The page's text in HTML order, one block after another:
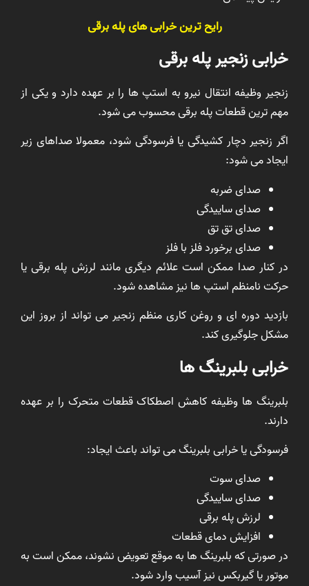
رایح ترین خرابی های پله برقی
خرابی زنجیر پله برقی
زنجیر وظیفه انتقال نیرو به استپ ها را بر عهده دارد و یکی از
مهم ترین قطعات پله برقی محسوب می شود.
اگر زنجیر دچار کشیدگی یا فرسودگی شود، معمولا صداهای زیر
ایجاد می شود:
صدای ضربه
صدای ساییدگی
صدای تق تق
صدای برخورد فلز با فلز
در کنار صدا ممکن است علائم دیگری مانند لرزش پله برقی یا
حرکت نامنظم استپ ها نیز مشاهده شود.
بازدید دوره ای و روغن کاری منظم زنجیر می تواند از بروز این
مشکل جلوگیری کند.
خرابی بلبرینگ ها
بلبرینگ ها وظیفه کاهش اصطکاک قطعات متحرک را بر عهده
دارند.
فرسودگی یا خرابی بلبرینگ می تواند باعث ایجاد:
صدای سوت
صدای ساییدگی
لرزش پله برقی
افزایش دمای قطعات
در صورتی که بلبرینگ ها به موقع تعویض نشوند، ممکن است به
موتور یا گیربکس نیز آسیب وارد شود.